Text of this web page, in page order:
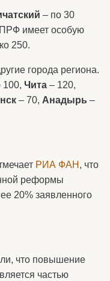
– по 30
имеет особую
250.
города региона.
100, Чита – 120,
– 70, Анадырь –
РИА ФАН , что
реформы
20% заявленного
что повышение
частью